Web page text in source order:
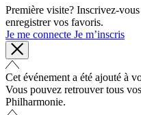
Première visite? Inscrivez-
enregistrer vos favoris.
Je me connecte Je m’inscris
Cet événement a été ajouté à
Vous pouvez retrouver tous
Philharmonie.